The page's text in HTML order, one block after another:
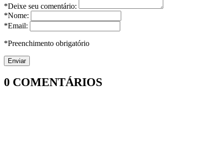
*Deixe seu comentário:
*Nome:
*Email:
*Preenchimento obrigatório
0 COMENTÁRIOS